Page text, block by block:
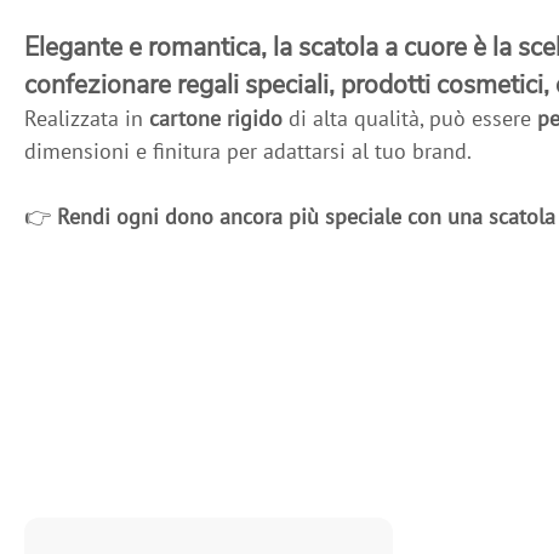
Elegante e romantica, la scatola a cuore è la
confezionare regali speciali, prodotti
Realizzata in cartone rigido di alta qualità, può essere
dimensioni e finitura per adattarsi al tuo brand.
👉 Rendi ogni dono ancora più speciale con una